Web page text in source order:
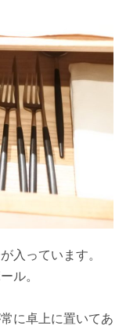
入っています。
ル。
に卓上に置いてあ